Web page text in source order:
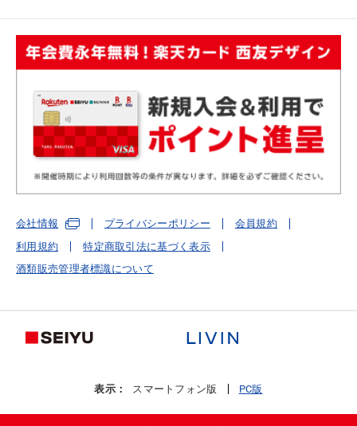
会社情報 プライバシーポリシー
会員規約
利用規約
特定商取引法に基づく表示
酒類販売管理者標識について
表示： スマートフォン版 PC版